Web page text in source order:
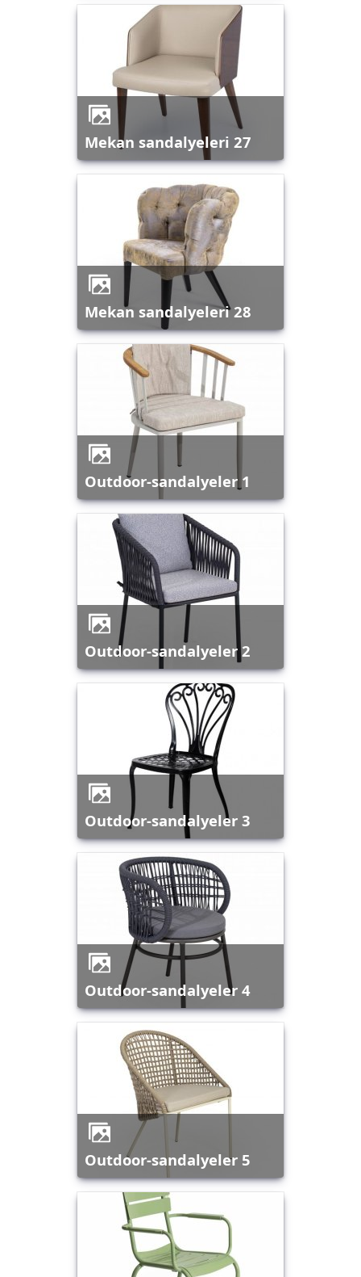
mekan sandalyeleri 27
mekan sandalyeleri 28
outdoor-sandalyeler 1
outdoor-sandalyeler 2
outdoor-sandalyeler 3
outdoor-sandalyeler 4
outdoor-sandalyeler 5